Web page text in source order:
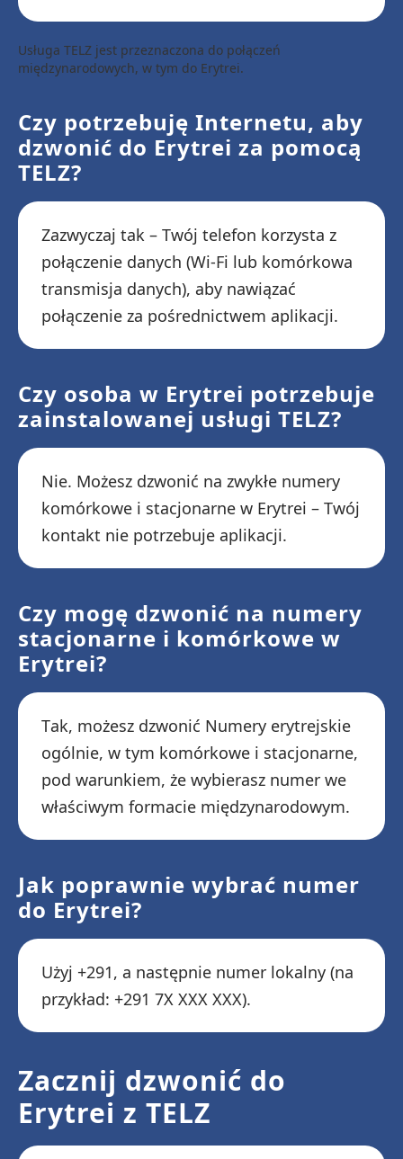
Usługa TELZ jest przeznaczona do połączeń
międzynarodowych, w tym do Erytrei.
Czy potrzebuję Internetu, aby
dzwonić do Erytrei za pomocą
TELZ?
Zazwyczaj tak – Twój telefon korzysta z
połączenie danych (Wi-Fi lub komórkowa
transmisja danych), aby nawiązać
połączenie za pośrednictwem aplikacji.
Czy osoba w Erytrei potrzebuje
zainstalowanej usługi TELZ?
Nie. Możesz dzwonić na zwykłe numery
komórkowe i stacjonarne w Erytrei – Twój
kontakt nie potrzebuje aplikacji.
Czy mogę dzwonić na numery
stacjonarne i komórkowe w
Erytrei?
Tak, możesz dzwonić Numery erytrejskie
ogólnie, w tym komórkowe i stacjonarne,
pod warunkiem, że wybierasz numer we
właściwym formacie międzynarodowym.
Jak poprawnie wybrać numer
do Erytrei?
Użyj +291, a następnie numer lokalny (na
przykład: +291 7X XXX XXX).
Zacznij dzwonić do
Erytrei z TELZ